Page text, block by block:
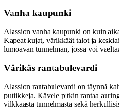
Vanha kaupunki
Alassion vanha kaupunki on kuin
Kapeat kujat, värikkäät talot ja
lumoavan tunnelman, jossa voi
Värikäs rantabulevardi
Alassion rantabulevardi on täynnä
putiikkeja. Kävele pitkin rantaa
vilkkaasta tunnelmasta sekä